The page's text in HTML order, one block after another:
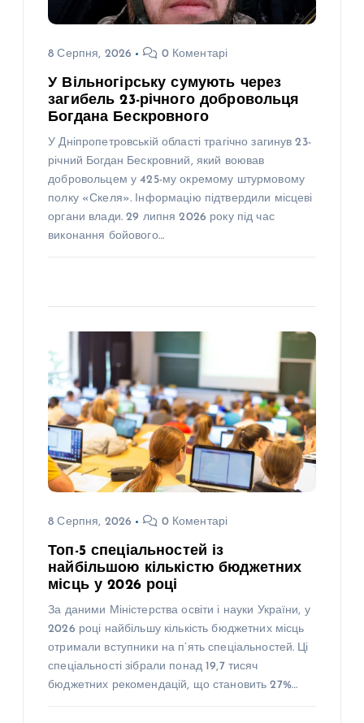
8 Серпня, 2026 0 Коментарі
У Вільногірську сумують через
загибель 23-річного добровольця
Богдана Бескровного
У Дніпропетровській області трагічно загинув 23-
річний Богдан Бескровний, який воював
добровольцем у 425-му окремому штурмовому
полку «Скеля». Інформацію підтвердили місцеві
органи влади. 29 липня 2026 року під час
виконання бойового…
8 Серпня, 2026 0 Коментарі
Топ-5 спеціальностей із
найбільшою кількістю бюджетних
місць у 2026 році
За даними Міністерства освіти і науки України, у
2026 році найбільшу кількість бюджетних місць
отримали вступники на п’ять спеціальностей. Ці
спеціальності зібрали понад 19,7 тисяч
бюджетних рекомендацій, що становить 27%…